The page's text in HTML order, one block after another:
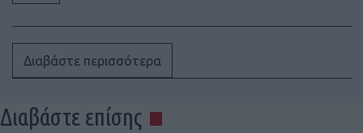
Διαβάστε περισσότερα
Διαβάστε επίσης